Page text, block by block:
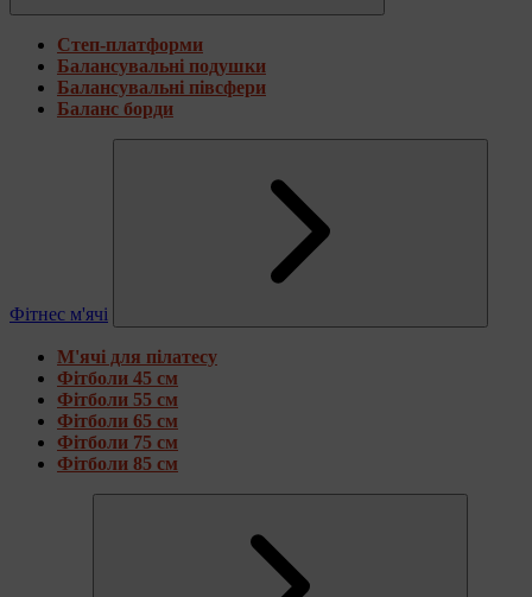
Степ-платформи
Балансувальні подушки
Балансувальні півсфери
Баланс борди
Фітнес м'ячі
М'ячі для пілатесу
Фітболи 45 см
Фітболи 55 см
Фітболи 65 см
Фітболи 75 см
Фітболи 85 см